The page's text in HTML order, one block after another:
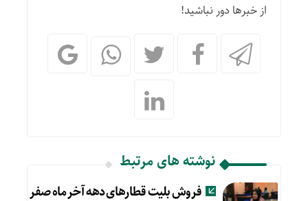
از خبرها دور نباشید!
نوشته های مرتبط
فروش بلیت قطارهای دهه آخر ماه صفر